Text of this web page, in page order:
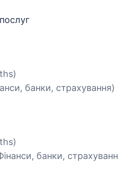
банки, страхування)
банки,